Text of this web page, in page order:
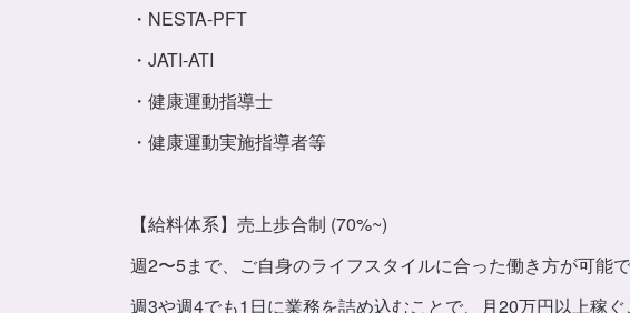
・NESTA-PFT
・JATI-ATI
・健康運動指導士
・健康運動実施指導者等
【給料体系】売上歩合制 (70%~)
週2〜5まで、ご自身のライフスタイルに合った働き方が可能で
週3や週4でも1日に業務を詰め込むことで、月20万円以上稼